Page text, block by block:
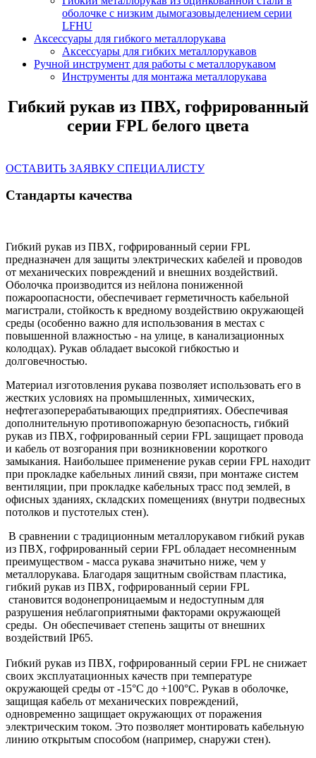
оболочке с низким дымогазовыделением серии
LFHU
Аксессуары для гибкого металлорукава
Аксессуары для гибких металлорукавов
Ручной инструмент для работы с металлорукавом
Инструменты для монтажа металлорукава
Гибкий рукав из ПВХ, гофрированный
серии FPL белого цвета
ОСТАВИТЬ ЗАЯВКУ СПЕЦИАЛИСТУ
Стандарты качества
Гибкий рукав из ПВХ, гофрированный серии FPL
предназначен для защиты электрических кабелей и проводов
от механических повреждений и внешних воздействий.
Оболочка производится из нейлона пониженной
пожароопасности, обеспечивает герметичность кабельной
магистрали, стойкость к вредному воздействию окружающей
среды (особенно важно для использования в местах с
повышенной влажностью - на улице, в канализационных
колодцах). Рукав обладает высокой гибкостью и
долговечностью.
Материал изготовления рукава позволяет использовать его в
жестких условиях на промышленных, химических,
нефтегазоперерабатывающих предприятиях. Обеспечивая
дополнительную противопожарную безопасность, гибкий
рукав из ПВХ, гофрированный серии FPL защищает провода
и кабель от возгорания при возникновении короткого
замыкания. Наибольшее применение рукав серии FPL находит
при прокладке кабельных линий связи, при монтаже систем
вентиляции, при прокладке кабельных трасс под землей, в
офисных зданиях, складских помещениях (внутри подвесных
потолков и пустотелых стен).
В сравнении с традиционным металлорукавом гибкий рукав
из ПВХ, гофрированный серии FPL обладает несомненным
преимуществом - масса рукава значитьно ниже, чем у
металлорукава. Благодаря защитным свойствам пластика,
гибкий рукав из ПВХ, гофрированный серии FPL
становится водонепроницаемым и недоступным для
разрушения неблагоприятными факторами окружающей
среды. Он обеспечивает степень защиты от внешних
воздействий IP65.
Гибкий рукав из ПВХ, гофрированный серии FPL не снижает
своих эксплуатационных качеств при температуре
окружающей среды от -15°С до +100°С. Рукав в оболочке,
защищая кабель от механических повреждений,
одновременно защищает окружающих от поражения
электрическим током. Это позволяет монтировать кабельную
линию открытым способом (например, снаружи стен).